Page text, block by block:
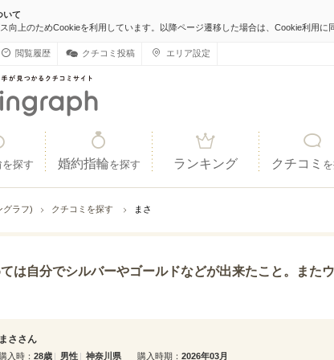
いて
向上のためCookieを利用しています。以降ページ遷移した場合は、Cookie利用に
閲覧履歴 クチコミ投稿 エリア設定
を探す 婚約指輪を探す ランキング クチコミ
グラフ) クチコミを探す まさ
自分でシルバーやゴールドなどが出来たこと。またウェーブ系で探しており、太くなりや
まささん
入時 28歳 男性 神奈川県 購入時期 2026年03月